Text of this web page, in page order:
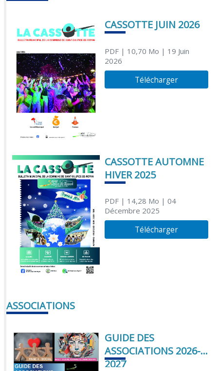
CASSOTTE JUIN 2026
PDF| 10,70 Mo | 19 Juin
2026
Télécharger
CASSOTTE AUTOMNE
HIVER 2025
PDF| 14,28 Mo | 04
Décembre 2025
Télécharger
ASSOCIATIONS
GUIDE DES
ASSOCIATIONS 2026-
2027